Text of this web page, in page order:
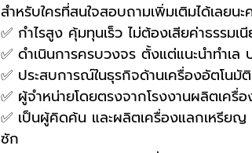
สำหรับใครที่สนใจสอบถามเพิ่มเติมได้เลยนะ
✅ กำไรสูง คุ้มทุนเร็ว ไม่ต้องเสียค่าธรรมเ
✅ ดำเนินการครบวงจร ตั้งแต่แนะนำทำเล
✅ ประสบการณ์ในธุรกิจด้านเครื่องอัตโนมั
✅ ผู้จำหน่ายโดยตรงจากโรงงานผลิตเครื่
✅ เป็นผู้คิดค้น และผลิตเครื่องแลกเหรียญ
ซัก